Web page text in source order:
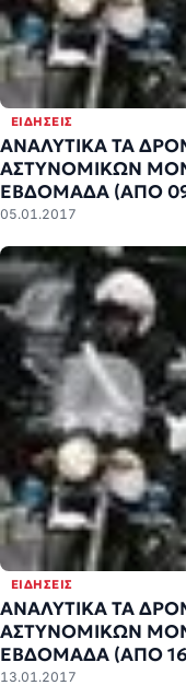
ΕΙΔΉΣΕΙΣ
ΑΝΑΛΥΤΙΚΑ ΤΑ
ΑΣΤΥΝΟΜΙΚΩΝ
ΕΒΔΟΜΑΔΑ (ΑΠΟ
05.01.2017
ΕΙΔΉΣΕΙΣ
ΑΝΑΛΥΤΙΚΑ ΤΑ
ΑΣΤΥΝΟΜΙΚΩΝ
ΕΒΔΟΜΑΔΑ (ΑΠΟ
13.01.2017